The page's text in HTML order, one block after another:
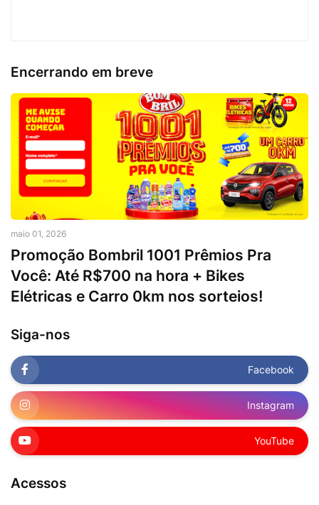
Encerrando em breve
maio 01, 2026
Promoção Bombril 1001 Prêmios Pra
Você: Até R$700 na hora + Bikes
Elétricas e Carro 0km nos sorteios!
Siga-nos
Facebook
Instagram
YouTube
Acessos